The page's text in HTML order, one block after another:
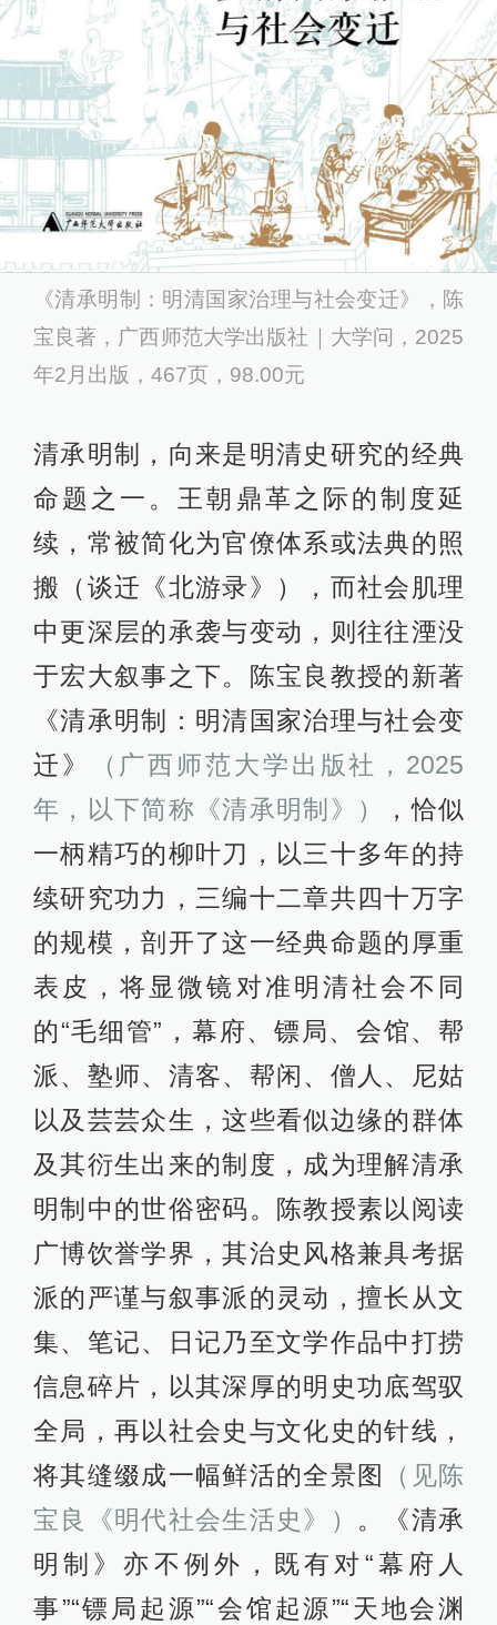
《清承明制：明清国家治理与社会变迁》，陈
宝良著，广西师范大学出版社｜大学问，2025
年2月出版，467页，98.00元
清承明制，向来是明清史研究的经典
命题之一。王朝鼎革之际的制度延
续，常被简化为官僚体系或法典的照
搬（谈迁《北游录》），而社会肌理
中更深层的承袭与变动，则往往湮没
于宏大叙事之下。陈宝良教授的新著
《清承明制：明清国家治理与社会变
迁》
（广西师范大学出版社，2025
年，以下简称《清承明制》）
，恰似
一柄精巧的柳叶刀，以三十多年的持
续研究功力，三编十二章共四十万字
的规模，剖开了这一经典命题的厚重
表皮，将显微镜对准明清社会不同
的“毛细管”，幕府、镖局、会馆、帮
派、塾师、清客、帮闲、僧人、尼姑
以及芸芸众生，这些看似边缘的群体
及其衍生出来的制度，成为理解清承
明制中的世俗密码。陈教授素以阅读
广博饮誉学界，其治史风格兼具考据
派的严谨与叙事派的灵动，擅长从文
集、笔记、日记乃至文学作品中打捞
信息碎片，以其深厚的明史功底驾驭
全局，再以社会史与文化史的针线，
将其缝缀成一幅鲜活的全景图
（见陈
宝良《明代社会生活史》） 。《清承
明制》亦不例外，既有对“幕府人
事”“镖局起源”“会馆起源”“天地会渊